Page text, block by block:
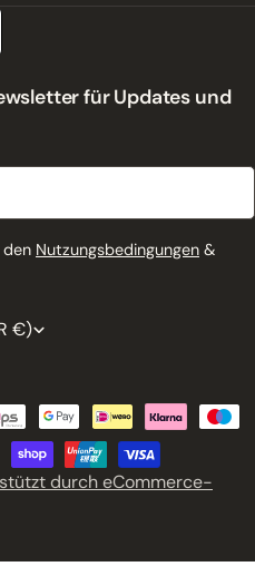
für Updates und
den Nutzungsbedingungen &
Deutschland (EUR €)
durch eCommerce-